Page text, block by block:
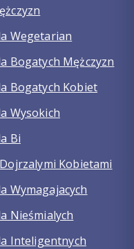
Wegetarian
Bogatych Mężczyzn
Bogatych Kobiet
Wysokich
Bi
Kobietami
Wymagajacych
Nieśmialych
Inteligentnych